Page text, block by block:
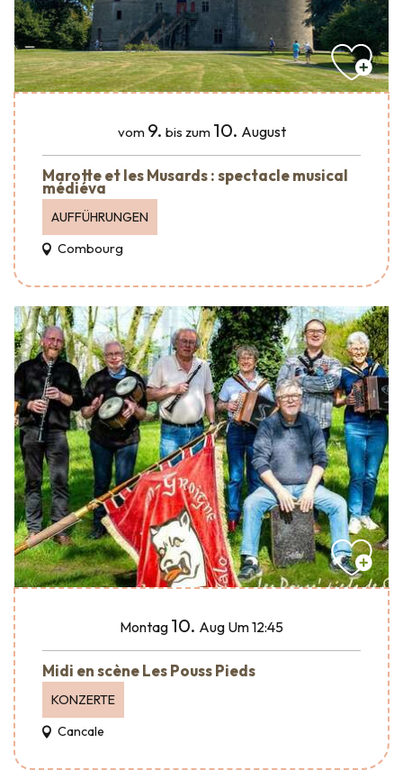
vom 9. bis zum 10. August
Marotte et les Musards : spectacle musical
médiéva
AUFFÜHRUNGEN
Combourg
Montag 10. Aug Um 12:45
Midi en scène Les Pouss Pieds
KONZERTE
Cancale